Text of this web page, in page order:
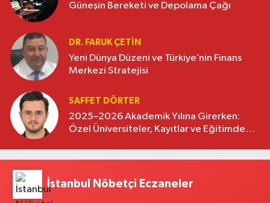
Güneşin Bereketi ve Depolama Çağı
DR. FARUK ÇETİN
Yeni Dünya Düzeni ve Türkiye’nin Finans
Merkezi Stratejisi
SAFFET DÖRTER
2025–2026 Akademik Yılına Girerken:
Özel Üniversiteler, Kayıtlar ve Eğitimde
İstanbul Nöbetçi Eczaneler